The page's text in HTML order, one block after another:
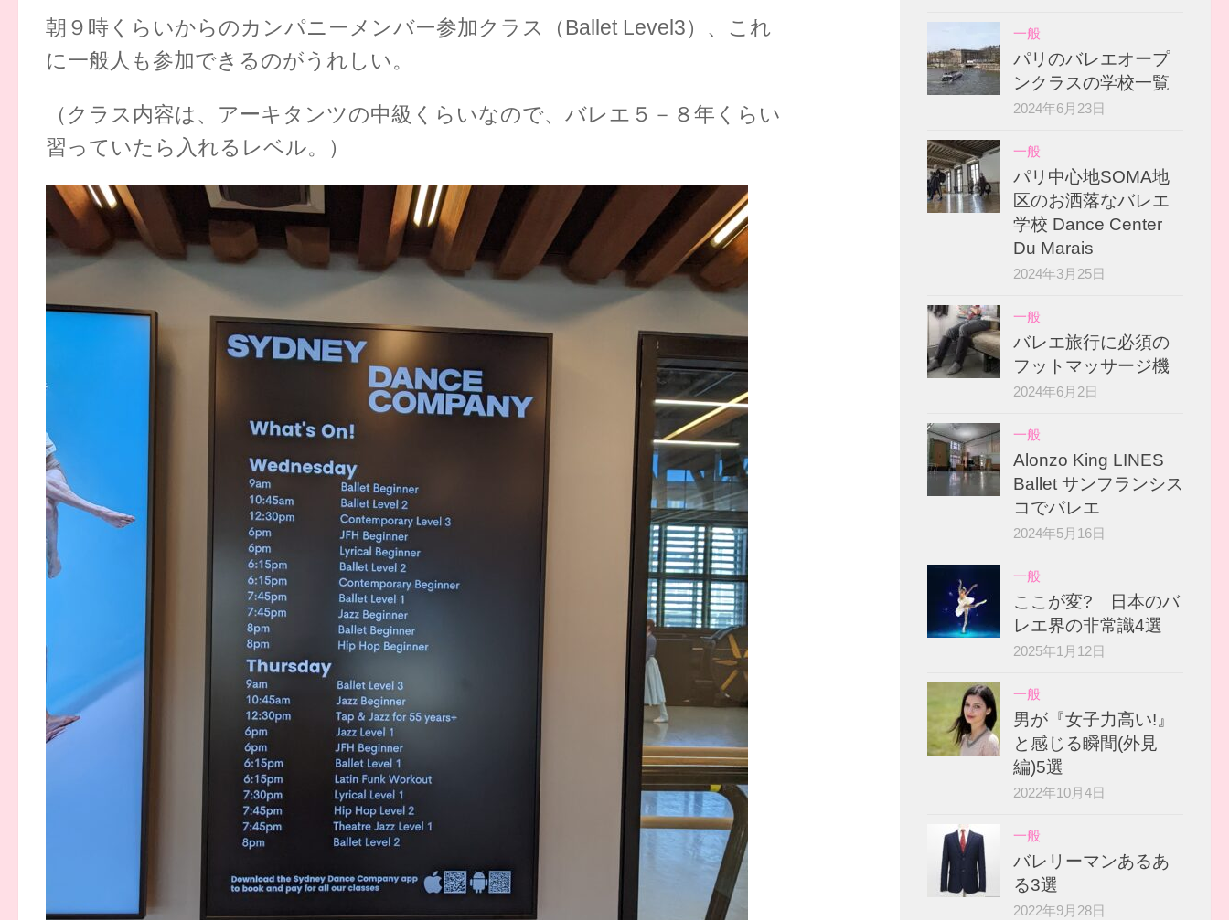
朝９時くらいからのカンパニーメンバー参加クラス（Ballet Level3）、これ
に一般人も参加できるのがうれしい。
（クラス内容は、アーキタンツの中級くらいなので、バレエ５－８年くらい
習っていたら入れるレベル。）
一般
パリのバレエオープ
ンクラスの学校一覧
2024年6月23日
一般
パリ中心地SOMA地
区のお洒落なバレエ
学校 Dance Center
Du Marais
2024年3月25日
一般
バレエ旅行に必須の
フットマッサージ機
2024年6月2日
一般
Alonzo King LINES
Ballet サンフランシス
コでバレエ
2024年5月16日
一般
ここが変? 日本のバ
レエ界の非常識4選
2025年1月12日
一般
男が『女子力高い!』
と感じる瞬間(外見
編)5選
2022年10月4日
一般
バレリーマンあるあ
る3選
2022年9月28日